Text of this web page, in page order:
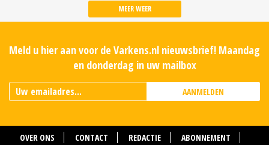
MEER WEER
Meld u hier aan voor de Varkens.nl nieuwsbrief! Maandag
en donderdag in uw mailbox
AANMELDEN
OVER ONS CONTACT REDACTIE ABONNEMENT